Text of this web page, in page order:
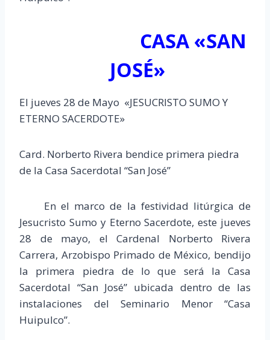
CASA «SAN
JOSÉ»
El jueves 28 de Mayo «JESUCRISTO SUMO Y
ETERNO SACERDOTE»
Card. Norberto Rivera bendice primera piedra
de la Casa Sacerdotal “San José”
En el marco de la festividad litúrgica de
Jesucristo Sumo y Eterno Sacerdote, este jueves
28 de mayo, el Cardenal Norberto Rivera
Carrera, Arzobispo Primado de México, bendijo
la primera piedra de lo que será la Casa
Sacerdotal “San José” ubicada dentro de las
instalaciones del Seminario Menor “Casa
Huipulco”.